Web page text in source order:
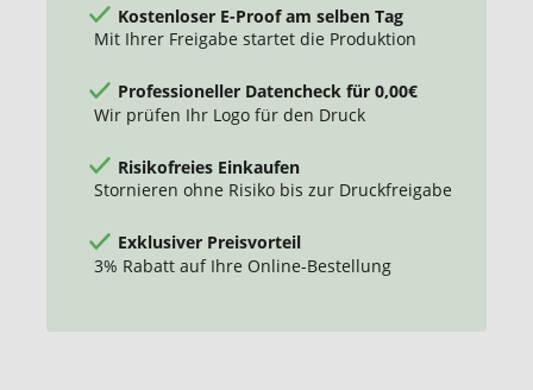
Kostenloser E-Proof am selben Tag
Mit Ihrer Freigabe startet die Produktion
Professioneller Datencheck für 0,00€
Wir prüfen Ihr Logo für den Druck
Risikofreies Einkaufen
Stornieren ohne Risiko bis zur Druckfreigabe
Exklusiver Preisvorteil
3% Rabatt auf Ihre Online-Bestellung